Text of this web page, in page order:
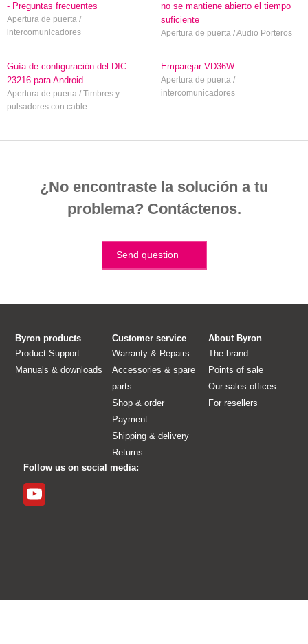
- Preguntas frecuentes
Apertura de puerta /
intercomunicadores
no se mantiene abierto el tiempo
suficiente
Apertura de puerta / Audio Porteros
Guía de configuración del DIC-
23216 para Android
Apertura de puerta / Timbres y
pulsadores con cable
Emparejar VD36W
Apertura de puerta /
intercomunicadores
¿No encontraste la solución a tu
problema? Contáctenos.
Send question
Byron products
Product Support
Manuals & downloads
Customer service
Warranty & Repairs
Accessories & spare
parts
Shop & order
Payment
Shipping & delivery
Returns
About Byron
The brand
Points of sale
Our sales offices
For resellers
Follow us on social media: